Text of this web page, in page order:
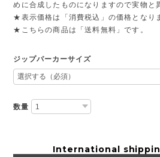
めに合成したものになりますので実物と
★表示価格は「消費税込」の価格となり
★こちらの商品は「送料無料」です。
ジップパーカーサイズ
数量
International